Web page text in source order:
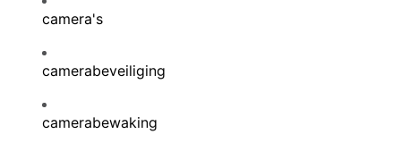
camera's
camerabeveiliging
camerabewaking